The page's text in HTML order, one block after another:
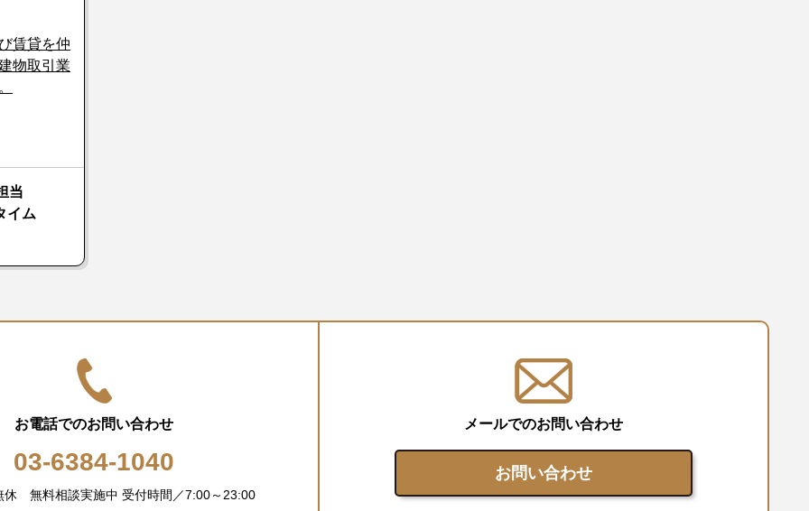
賃貸を仲
物取引業
当
イム
お電話でのお問い合わせ
03-6384-1040
休 無料相談実施中 受付時間／7:00～23:00
メールでのお問い合わせ
お問い合わせ